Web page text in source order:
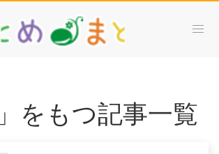
をもつ記事一覧